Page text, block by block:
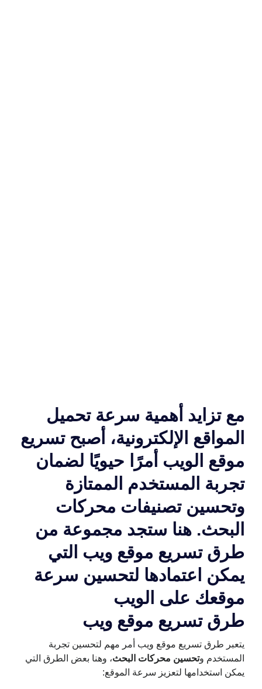
مع تزايد أهمية سرعة تحميل
المواقع الإلكترونية، أصبح تسريع
موقع الويب أمرًا حيويًا لضمان
تجربة المستخدم الممتازة
وتحسين تصنيفات محركات
البحث. هنا ستجد مجموعة من
طرق تسريع موقع ويب التي
يمكن اعتمادها لتحسين سرعة
موقعك على الويب
طرق تسريع موقع ويب
يتعبر طرق تسريع موقع ويب أمر مهم لتحسين تجربة
المستخدم وتحسين محركات البحث، وهنا بعض الطرق التي
يمكن استخدامها لتعزيز سرعة الموقع: